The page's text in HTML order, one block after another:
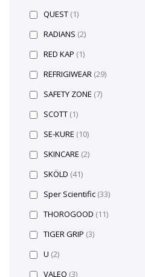
QUEST (1)
RADIANS (2)
RED KAP (1)
REFRIGIWEAR (29)
SAFETY ZONE (7)
SCOTT (1)
SE-KURE (10)
SKINCARE (2)
SKÖLD (41)
Sper Scientific (33)
THOROGOOD (11)
TIGER GRIP (3)
U (2)
VALEO (3)